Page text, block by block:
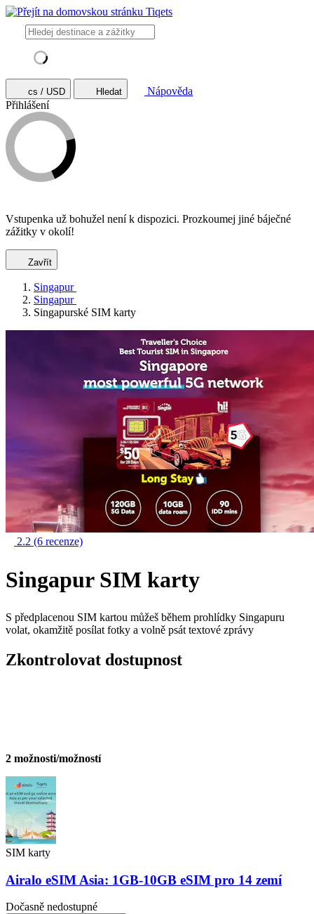
cs / USD Hledat
Nápověda
Přihlášení
Vstupenka už bohužel není k dispozici. Prozkoumej jiné báječné
zážitky v okolí!
Zavřít
Singapur
Singapur
Singapurské SIM karty
2.2 (6 recenze)
Singapur SIM karty
S předplacenou SIM kartou můžeš během prohlídky Singapuru
volat, okamžitě posílat fotky a volně psát textové zprávy
Zkontrolovat dostupnost
2 možnosti/možností
SIM karty
Airalo eSIM Asia: 1GB-10GB eSIM pro 14 zemí
Dočasně nedostupné